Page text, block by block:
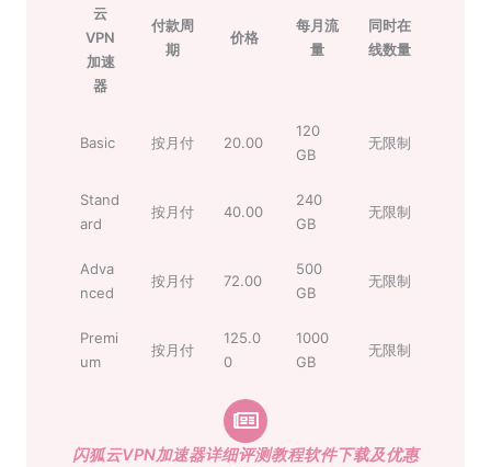
云
VPN
加速
器
付款周
期
价格
每月流
量
同时在
线数量
Basic 按月付 20.00
120
GB
无限制
Stand
ard
按月付 40.00
240
GB
无限制
Adva
nced
按月付 72.00
500
GB
无限制
Premi
um
按月付
125.0
0
1000
GB
无限制
闪狐云VPN加速器详细评测教程软件下载及优惠